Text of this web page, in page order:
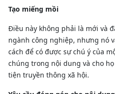
Tạo miếng mồi
Điều này không phải là mới và
ngành công nghiệp, nhưng nó
cách để có được sự chú ý của
chúng trong nội dung và cho
tiện truyền thông xã hội.